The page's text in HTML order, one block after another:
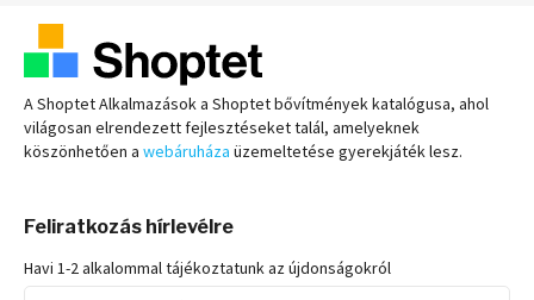
A Shoptet Alkalmazások a Shoptet bővítmények katalógusa, ahol
világosan elrendezett fejlesztéseket talál, amelyeknek
köszönhetően a webáruháza üzemeltetése gyerekjáték lesz.
Feliratkozás hírlevélre
Havi 1-2 alkalommal tájékoztatunk az újdonságokról